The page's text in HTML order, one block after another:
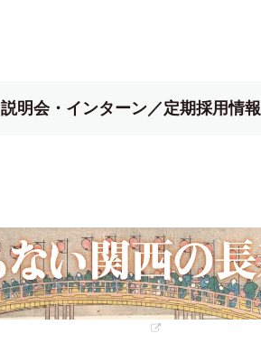
説明会・インターン／定期採用情報